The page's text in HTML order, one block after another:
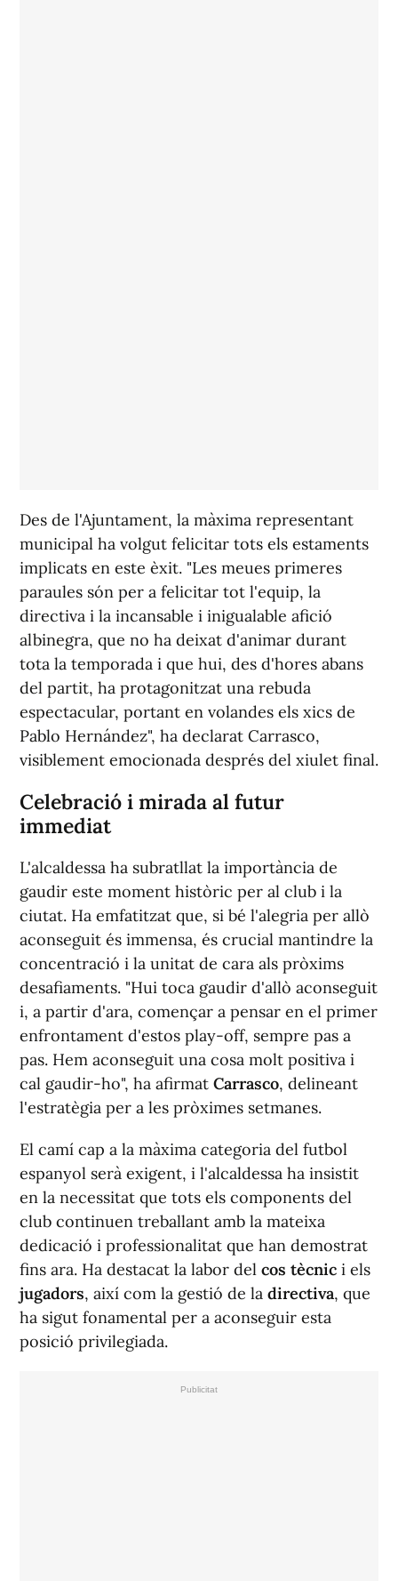
Des de l'Ajuntament, la màxima representant
municipal ha volgut felicitar tots els estaments
implicats en este èxit. "Les meues primeres
paraules són per a felicitar tot l'equip, la
directiva i la incansable i inigualable afició
albinegra, que no ha deixat d'animar durant
tota la temporada i que hui, des d'hores abans
del partit, ha protagonitzat una rebuda
espectacular, portant en volandes els xics de
Pablo Hernández", ha declarat Carrasco,
visiblement emocionada després del xiulet final.
Celebració i mirada al futur
immediat
L'alcaldessa ha subratllat la importància de
gaudir este moment històric per al club i la
ciutat. Ha emfatitzat que, si bé l'alegria per allò
aconseguit és immensa, és crucial mantindre la
concentració i la unitat de cara als pròxims
desafiaments. "Hui toca gaudir d'allò aconseguit
i, a partir d'ara, començar a pensar en el primer
enfrontament d'estos play-off, sempre pas a
pas. Hem aconseguit una cosa molt positiva i
cal gaudir-ho", ha afirmat Carrasco, delineant
l'estratègia per a les pròximes setmanes.
El camí cap a la màxima categoria del futbol
espanyol serà exigent, i l'alcaldessa ha insistit
en la necessitat que tots els components del
club continuen treballant amb la mateixa
dedicació i professionalitat que han demostrat
fins ara. Ha destacat la labor del cos tècnic i els
jugadors, així com la gestió de la directiva, que
ha sigut fonamental per a aconseguir esta
posició privilegiada.